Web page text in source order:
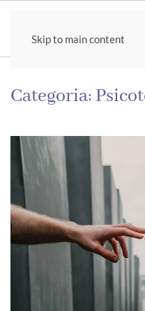
Skip to main content
Categoria: